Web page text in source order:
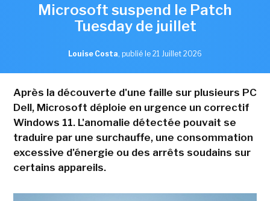
Microsoft suspend le Patch
Tuesday de juillet
Louise Costa, publié le 21 Juillet 2026
Après la découverte d'une faille sur plusieurs PC
Dell, Microsoft déploie en urgence un correctif
Windows 11. L'anomalie détectée pouvait se
traduire par une surchauffe, une consommation
excessive d'énergie ou des arrêts soudains sur
certains appareils.